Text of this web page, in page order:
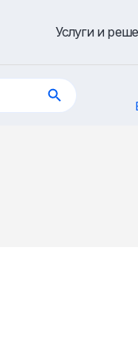
Услуги и